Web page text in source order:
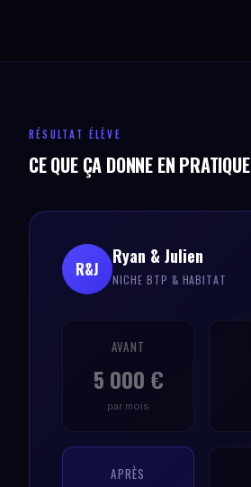
RÉSULTAT ÉLÈVE
CE QUE ÇA DONNE EN PRATIQUE
R&J
Ryan & Julien
NICHE BTP & HABITAT
AVANT
5 000 €
par mois
APRÈS